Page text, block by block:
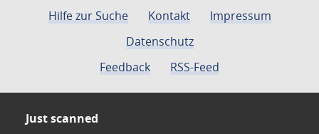
Hilfe zur Suche Kontakt
Impressum
Datenschutz
Feedback
RSS-Feed
Just scanned